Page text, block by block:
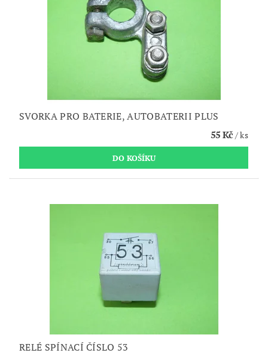
SVORKA PRO BATERIE, AUTOBATERII PLUS
55 Kč/ ks
RELÉ SPÍNACÍ ČÍSLO 53